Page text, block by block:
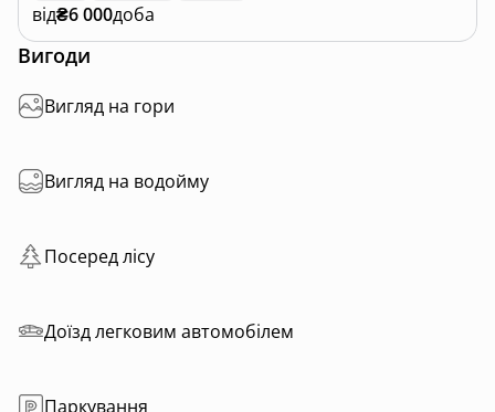
від₴6 000доба
Вигоди
Вигляд на гори
Вигляд на водойму
Посеред лісу
Доїзд легковим автомобілем
Паркування